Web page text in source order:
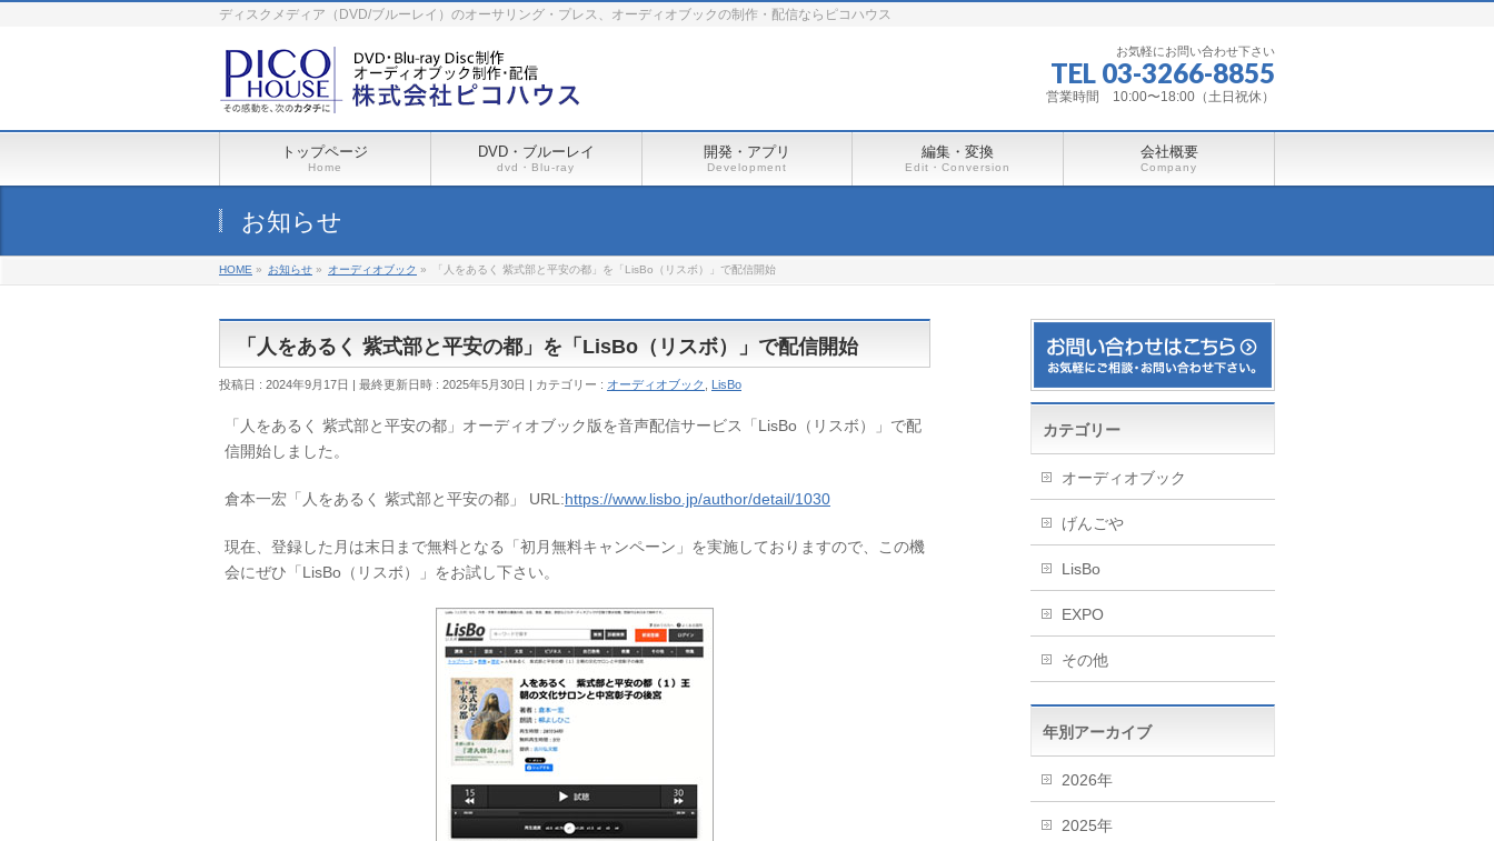
ディスクメディア（DVD/ブルーレイ）のオーサリング・プレス、オーディオブックの制作・配信ならピコハウス
お気軽にお問い合わせ下さい
TEL 03-3266-8855
営業時間 10:00〜18:00（土日祝休）
トップページ
Home
DVD・ブルーレイ
dvd・Blu-ray
開発・アプリ
Development
編集・変換
Edit・Conversion
会社概要
Company
お知らせ
HOME » お知らせ » オーディオブック » 「人をあるく 紫式部と平安の都」を「LisBo（リスボ）」で配信開始
「人をあるく 紫式部と平安の都」を「LisBo（リスボ）」で配信開始
投稿日 : 2024年9月17日 最終更新日時 : 2025年5月30日 カテゴリー : オーディオブック LisBo
「人をあるく 紫式部と平安の都」オーディオブック版を音声配信サービス「LisBo（リスボ）」で配
信開始しました。
倉本一宏「人をあるく 紫式部と平安の都」 URL:https://www.lisbo.jp/author/detail/1030
現在、登録した月は末日まで無料となる「初月無料キャンペーン」を実施しておりますので、この機
会にぜひ「LisBo（リスボ）」をお試し下さい。
カテゴリー
オーディオブック
げんごや
LisBo
EXPO
その他
年別アーカイブ
2026年
2025年